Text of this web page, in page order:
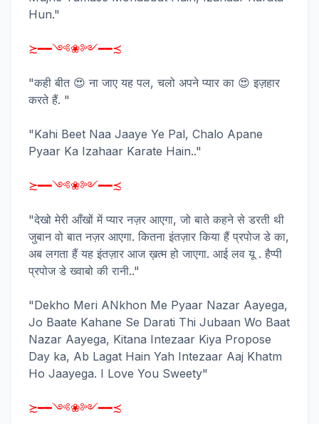
Hun."
≿━━༺❀༻━━≾
"कही बीत 😍 ना जाए यह पल, चलो अपने प्यार का 😍 इज़हार
करते हैं. "
"Kahi Beet Naa Jaaye Ye Pal, Chalo Apane
Pyaar Ka Izahaar Karate Hain.."
≿━━༺❀༻━━≾
"देखो मेरी आँखों में प्यार नज़र आएगा, जो बाते कहने से डरती थी
जुबान वो बात नज़र आएगा. कितना इंतज़ार किया हैं प्रपोज डे का,
अब लगता हैं यह इंतज़ार आज ख़त्म हो जाएगा. आई लव यू . हैप्पी
प्रपोज डे ख्वाबो की रानी.."
"Dekho Meri ANkhon Me Pyaar Nazar Aayega,
Jo Baate Kahane Se Darati Thi Jubaan Wo Baat
Nazar Aayega, Kitana Intezaar Kiya Propose
Day ka, Ab Lagat Hain Yah Intezaar Aaj Khatm
Ho Jaayega. I Love You Sweety"
≿━━༺❀༻━━≾